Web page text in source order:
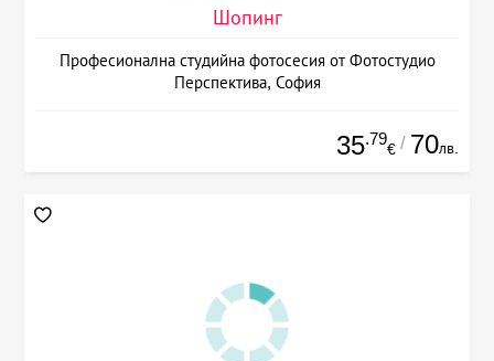
Шопинг
Професионална студийна фотосесия от Фотостудио
Перспектива, София
35.79
€ / 70лв.